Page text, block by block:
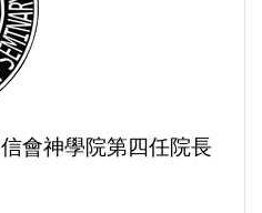
會神學院第四任院長